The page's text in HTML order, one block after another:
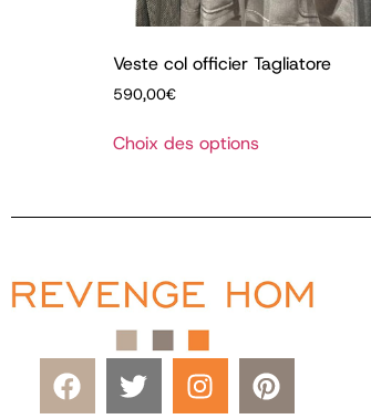
Veste col officier Tagliatore
590,00€
Choix des options